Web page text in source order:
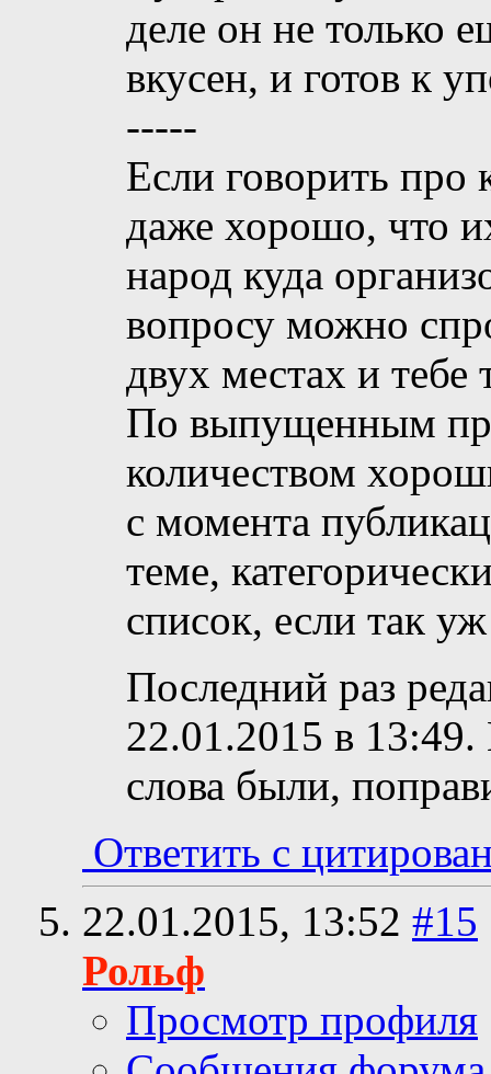
деле он не только
вкусен, и готов к
-----
Если говорить про
даже хорошо, что
народ куда
вопросу можно
двух местах и тебе
По выпущенным
количеством
с момента
теме,
список, если так
Последний раз
22.01.2015 в 13:49.
слова были,
Ответить с
22.01.2015, 13:52 #15
Рольф
Просмотр профиля